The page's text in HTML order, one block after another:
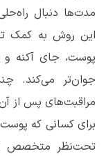
مدت‌ها دنبال
این روش به کمک
پوست، جای آکنه
جوان‌تر می‌کند.
مراقبت‌های پس از
برای کسانی که
تحت‌نظر متخصص